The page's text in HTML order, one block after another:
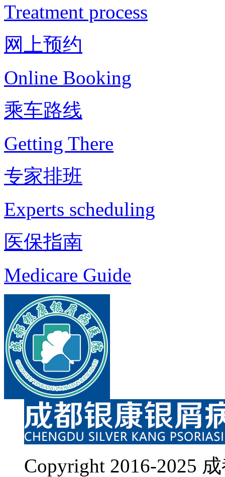
Treatment process
网上预约
Online Booking
乘车路线
Getting There
专家排班
Experts scheduling
医保指南
Medicare Guide
Copyright 2016-2025